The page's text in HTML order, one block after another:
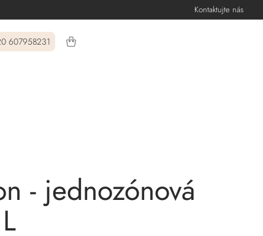
Kontaktujte nás
607958231
- jednozónová